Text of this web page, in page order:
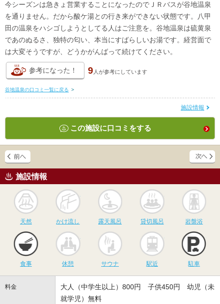
今シーズンは急きょ営業することになったのでＪＲバスが谷地温泉
を通りません。だから酸ケ湯との行き来ができない状態です。八甲
田の温泉をハシゴしようとしてる人はご注意を。谷地温泉は硫黄泉
であのぬるさ、独特の匂い、本当にすばらしいお湯です。経営面で
は大変そうですが、どうかがんばって続けてください。
参考になった！ 9 人が参考にしています
谷地温泉の口コミ一覧に戻る >
施設情報
この施設に口コミをする
施設情報
天然
かけ流し
かけ流し
露天風呂
露天風呂
貸切風呂
貸切風呂 岩盤浴
食事 休憩
サウナ
サウナ 駅近 駐車
料金
大人（中学生以上）800円 子供450円 幼児（未
就学児）無料